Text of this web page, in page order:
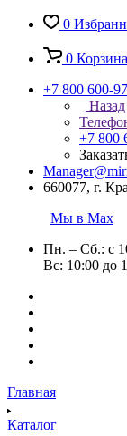
0
0 Корзина
+7 800 600-
Назад
+7 800
660077, г.
Мы в Max
Пн. – Сб.: с
Вс: 10:00 до
Главная
Каталог